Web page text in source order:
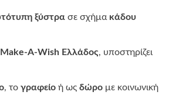
ξύστρα σε σχήμα κάδου
Make-A-Wish Ελλάδος, υποστηρίζει
, το γραφείο ή ως δώρο με κοινωνική